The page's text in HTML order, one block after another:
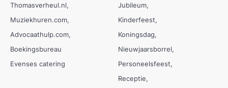
Thomasverheul.nl
Muziekhuren.com
Advocaathulp.com
Boekingsbureau
Evenses catering
Jubileum
Kinderfeest
Koningsdag
Nieuwjaarsborrel
Personeelsfeest
Receptie